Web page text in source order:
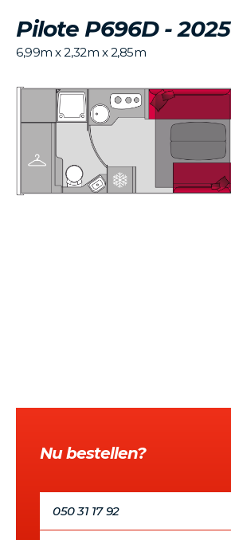
Pilote P696D - 2025
6,99m x 2,32m x 2,85m
Nu bestellen?
050 31 17 92